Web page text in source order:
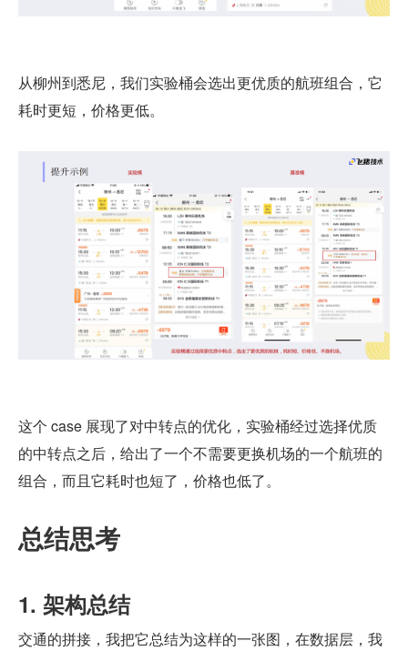
从柳州到悉尼，我们实验桶会选出更优质的航班组合，它
耗时更短，价格更低。
这个 case 展现了对中转点的优化，实验桶经过选择优质
的中转点之后，给出了一个不需要更换机场的一个航班的
组合，而且它耗时也短了，价格也低了。
总结思考
1. 架构总结
交通的拼接，我把它总结为这样的一张图，在数据层，我